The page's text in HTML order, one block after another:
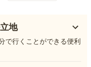
地
で行くことができる便利